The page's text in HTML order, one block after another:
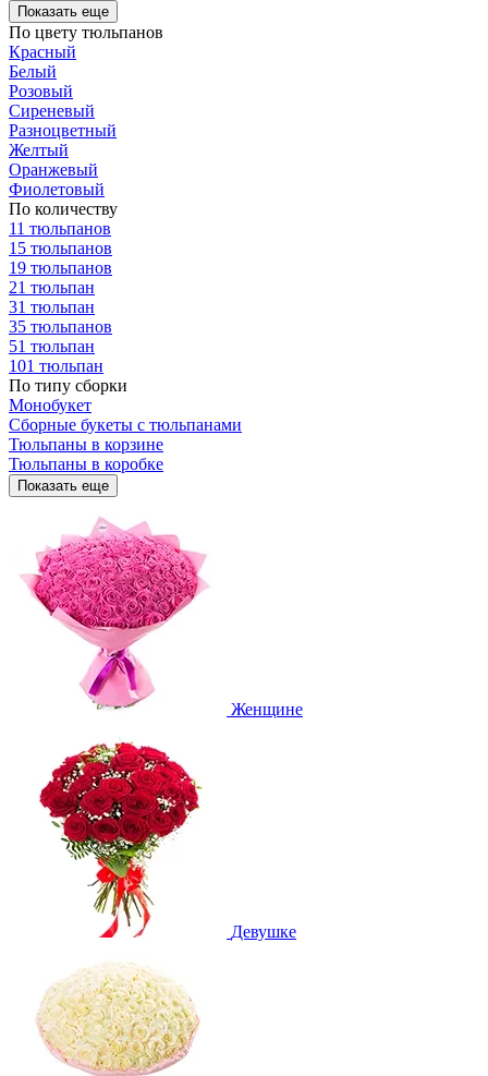
Показать еще
По цвету тюльпанов
Красный
Белый
Розовый
Сиреневый
Разноцветный
Желтый
Оранжевый
Фиолетовый
По количеству
11 тюльпанов
15 тюльпанов
19 тюльпанов
21 тюльпан
31 тюльпан
35 тюльпанов
51 тюльпан
101 тюльпан
По типу сборки
Монобукет
Сборные букеты с тюльпанами
Тюльпаны в корзине
Тюльпаны в коробке
Показать еще
Женщине
Девушке